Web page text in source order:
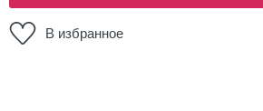
В избранное